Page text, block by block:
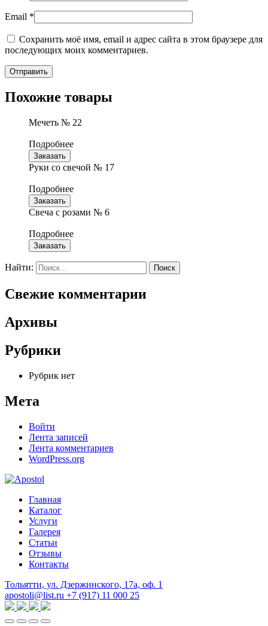
Email *
Сохранить моё имя, email и адрес сайта в этом браузере для
последующих моих комментариев.
Похожие товары
Мечеть № 22
Подробнее
Заказать
Руки со свечой № 17
Подробнее
Заказать
Свеча с розами № 6
Подробнее
Заказать
Найти:
Свежие комментарии
Архивы
Рубрики
Рубрик нет
Мета
Войти
Лента записей
Лента комментариев
WordPress.org
Главная
Каталог
Услуги
Галерея
Статьи
Отзывы
Контакты
Тольятти, ул. Дзержинского, 17а, оф. 1
apostoli@list.ru +7 (917) 11 000 25